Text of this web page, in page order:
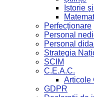
Istorie
Perfecționare
Personal
Personal
Strategia
SCIM
C.E.A.C.
Articole
GDPR